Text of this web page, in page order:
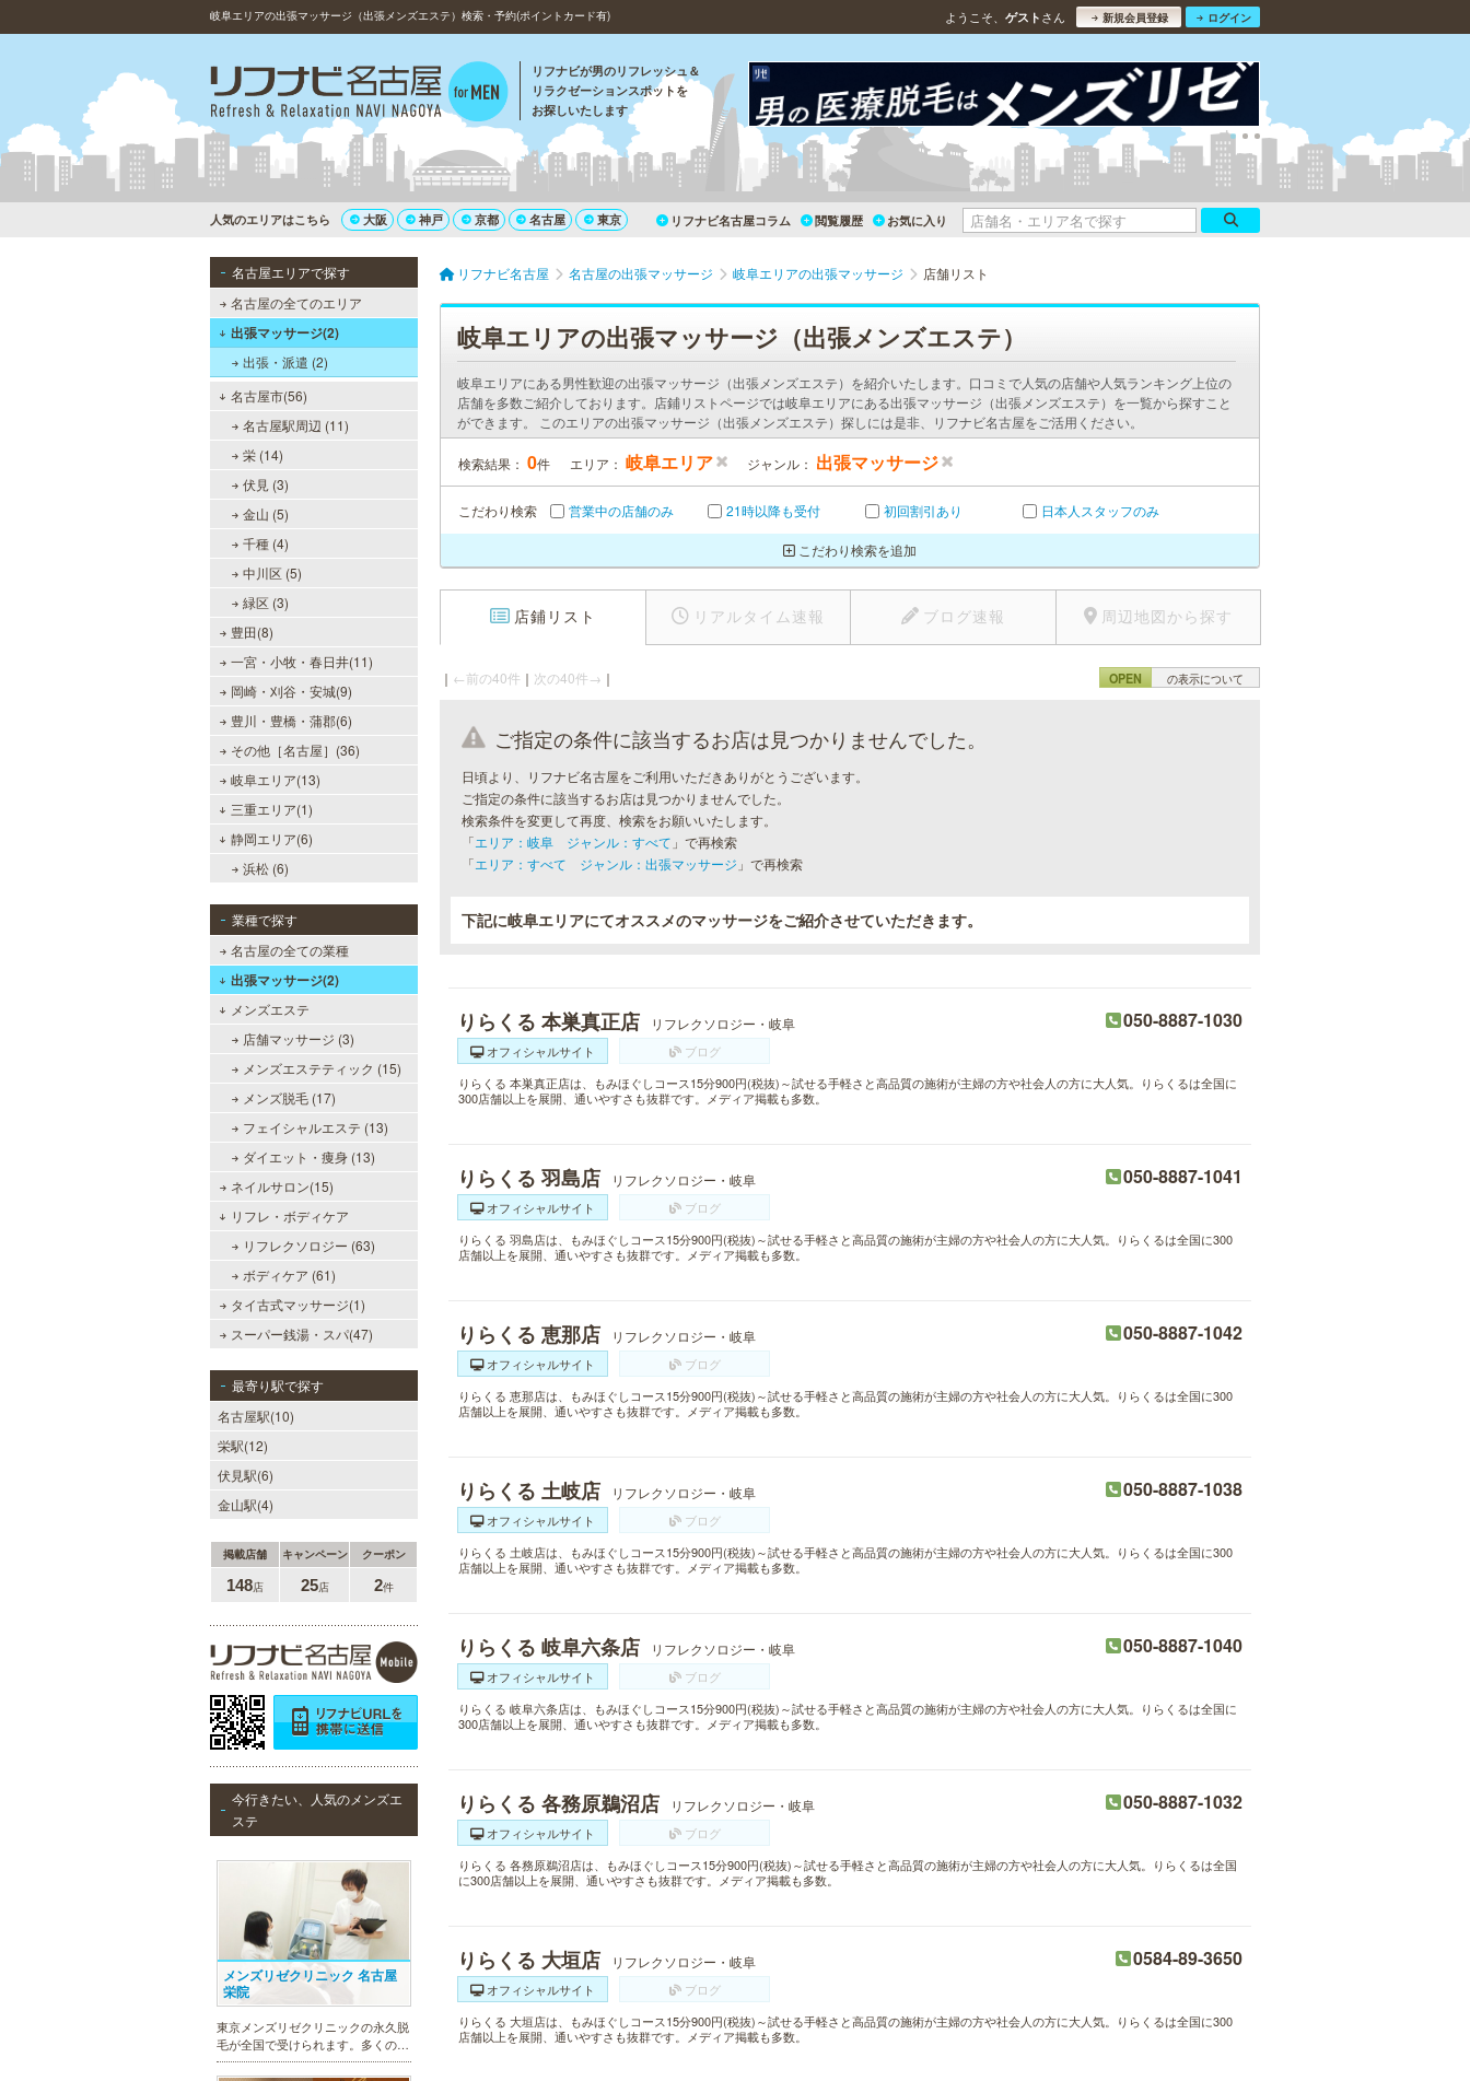
岐阜エリアの出張マッサージ（出張メンズエステ）検索・予約(ポイントカード有) ようこそ、 ゲスト さん 新規会員登録 ログイン
リフナビが男のリフレッシュ＆
リラクゼーションスポットを
お探しいたします
人気のエリアはこちら 大阪 神戸 京都 名古屋 東京 リフナビ名古屋コラム 閲覧履歴 お気に入り
名古屋エリアで探す
名古屋の全てのエリア
出張マッサージ(2)
出張・派遣 (2)
名古屋市(56)
名古屋駅周辺 (11)
栄 (14)
伏見 (3)
金山 (5)
千種 (4)
中川区 (5)
緑区 (3)
豊田(8)
一宮・小牧・春日井(11)
岡崎・刈谷・安城(9)
豊川・豊橋・蒲郡(6)
その他［名古屋］(36)
岐阜エリア(13)
三重エリア(1)
静岡エリア(6)
浜松 (6)
業種で探す
名古屋の全ての業種
出張マッサージ(2)
メンズエステ
店舗マッサージ (3)
メンズエステティック (15)
メンズ脱毛 (17)
フェイシャルエステ (13)
ダイエット・痩身 (13)
ネイルサロン(15)
リフレ・ボディケア
リフレクソロジー (63)
ボディケア (61)
タイ古式マッサージ(1)
スーパー銭湯・スパ(47)
最寄り駅で探す
名古屋駅(10)
栄駅(12)
伏見駅(6)
金山駅(4)
掲載店舗 キャンペーン クーポン
148店 25店 2件
今行きたい、人気のメンズエ
ステ
メンズリゼクリニック 名古屋
栄院
東京メンズリゼクリニックの永久脱
毛が全国で受けられます。多くの男
性患者様にご支持頂き、新宿1院か
リフナビ名古屋 名古屋の出張マッサージ 岐阜エリアの出張マッサージ 店舗リスト
岐阜エリアの出張マッサージ（出張メンズエステ）
岐阜エリアにある男性歓迎の出張マッサージ（出張メンズエステ）を紹介いたします。口コミで人気の店舗や人気ランキング上位の
店舗を多数ご紹介しております。店鋪リストページでは岐阜エリアにある出張マッサージ（出張メンズエステ）を一覧から探すこと
ができます。 このエリアの出張マッサージ（出張メンズエステ）探しには是非、リフナビ名古屋をご活用ください。
検索結果： 0件 エリア： 岐阜エリア ジャンル： 出張マッサージ
こだわり検索 営業中の店舗のみ 21時以降も受付 初回割引あり 日本人スタッフのみ
こだわり検索を追加
店鋪リスト リアルタイム速報 ブログ速報 周辺地図から探す
｜ ←前の40件 ｜ 次の40件→ ｜ OPEN の表示について
ご指定の条件に該当するお店は見つかりませんでした。
日頃より、リフナビ名古屋をご利用いただきありがとうございます。
ご指定の条件に該当するお店は見つかりませんでした。
検索条件を変更して再度、検索をお願いいたします。
「エリア：岐阜 ジャンル：すべて 」で再検索
「エリア：すべて ジャンル：出張マッサージ 」で再検索
下記に岐阜エリアにてオススメのマッサージをご紹介させていただきます。
りらくる 本巣真正店 リフレクソロジー・岐阜 050-8887-1030
オフィシャルサイト
ブログ
りらくる 本巣真正店は、もみほぐしコース15分900円(税抜)～試せる手軽さと高品質の施術が主婦の方や社会人の方に大人気。りらくるは全国に
300店舗以上を展開、通いやすさも抜群です。メディア掲載も多数。
りらくる 羽島店 リフレクソロジー・岐阜 050-8887-1041
オフィシャルサイト
ブログ
りらくる 羽島店は、もみほぐしコース15分900円(税抜)～試せる手軽さと高品質の施術が主婦の方や社会人の方に大人気。りらくるは全国に300
店舗以上を展開、通いやすさも抜群です。メディア掲載も多数。
りらくる 恵那店 リフレクソロジー・岐阜 050-8887-1042
オフィシャルサイト
ブログ
りらくる 恵那店は、もみほぐしコース15分900円(税抜)～試せる手軽さと高品質の施術が主婦の方や社会人の方に大人気。りらくるは全国に300
店舗以上を展開、通いやすさも抜群です。メディア掲載も多数。
りらくる 土岐店 リフレクソロジー・岐阜 050-8887-1038
オフィシャルサイト
ブログ
りらくる 土岐店は、もみほぐしコース15分900円(税抜)～試せる手軽さと高品質の施術が主婦の方や社会人の方に大人気。りらくるは全国に300
店舗以上を展開、通いやすさも抜群です。メディア掲載も多数。
りらくる 岐阜六条店 リフレクソロジー・岐阜 050-8887-1040
オフィシャルサイト
ブログ
りらくる 岐阜六条店は、もみほぐしコース15分900円(税抜)～試せる手軽さと高品質の施術が主婦の方や社会人の方に大人気。りらくるは全国に
300店舗以上を展開、通いやすさも抜群です。メディア掲載も多数。
りらくる 各務原鵜沼店 リフレクソロジー・岐阜 050-8887-1032
オフィシャルサイト
ブログ
りらくる 各務原鵜沼店は、もみほぐしコース15分900円(税抜)～試せる手軽さと高品質の施術が主婦の方や社会人の方に大人気。りらくるは全国
に300店舗以上を展開、通いやすさも抜群です。メディア掲載も多数。
りらくる 大垣店 リフレクソロジー・岐阜 0584-89-3650
オフィシャルサイト
ブログ
りらくる 大垣店は、もみほぐしコース15分900円(税抜)～試せる手軽さと高品質の施術が主婦の方や社会人の方に大人気。りらくるは全国に300
店舗以上を展開、通いやすさも抜群です。メディア掲載も多数。